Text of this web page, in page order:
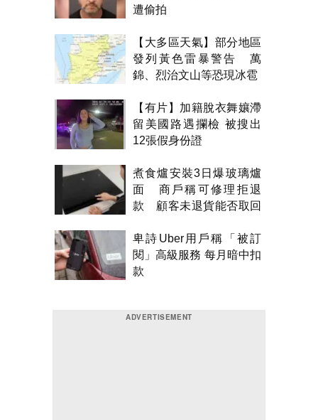
遭偷拍
【大多區天氣】部分地區
發列黃色雷暴警告 萬
錦、烈治文山等恐現冰雹
【有片】加籍脫衣舞孃滯
留美國路遇攔檢 被搜出
12張假身份證
煮食爐安裝3日爆玻璃爐
面 商戶稱可修理拒退
款 顧客未退貨能否取回
卑詩Uber用戶稱「被訂
閱」高級服務 每月暗中扣
款